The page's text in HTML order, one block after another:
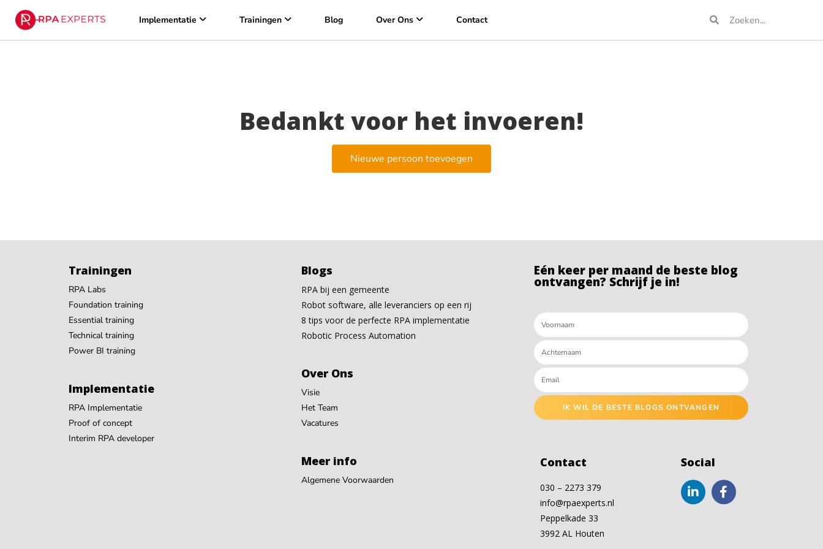
Implementatie Trainingen Blog Over Ons Contact
Bedankt voor het invoeren!
Nieuwe persoon toevoegen
Trainingen
RPA Labs
Foundation training
Essential training
Technical training
Power BI training
Implementatie
RPA Implementatie
Proof of concept
Interim RPA developer
Blogs
RPA bij een gemeente
Robot software, alle leveranciers op een rij
8 tips voor de perfecte RPA implementatie
Robotic Process Automation
Over Ons
Visie
Het Team
Vacatures
Meer info
Algemene Voorwaarden
Eén keer per maand de beste blog
ontvangen? Schrijf je in!
IK WIL DE BESTE BLOGS ONTVANGEN
Contact
030 – 2273 379
info@rpaexperts.nl
Peppelkade 33
3992 AL Houten
Social